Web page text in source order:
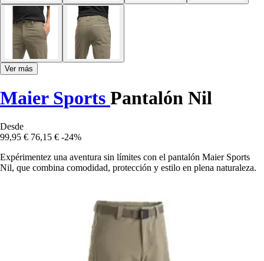
Ver más
Maier Sports Pantalón Nil
Desde
99,95 € 76,15 € -24%
Expérimentez una aventura sin límites con el pantalón Maier Sports
Nil, que combina comodidad, protección y estilo en plena naturaleza.